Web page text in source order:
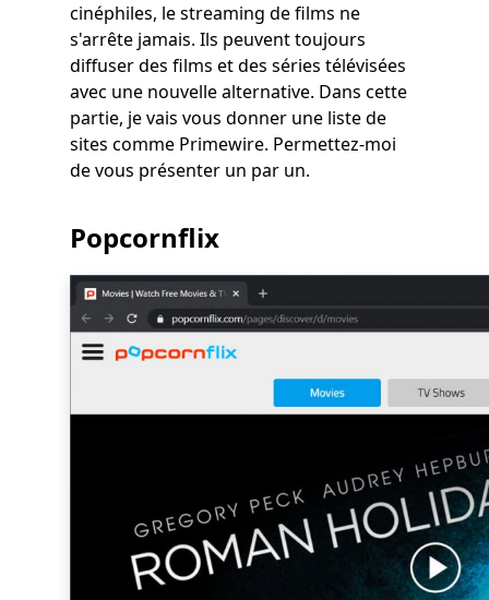
cinéphiles, le streaming de films ne
s'arrête jamais. Ils peuvent toujours
diffuser des films et des séries télévisées
avec une nouvelle alternative. Dans cette
partie, je vais vous donner une liste de
sites comme Primewire. Permettez-moi
de vous présenter un par un.
Popcornflix